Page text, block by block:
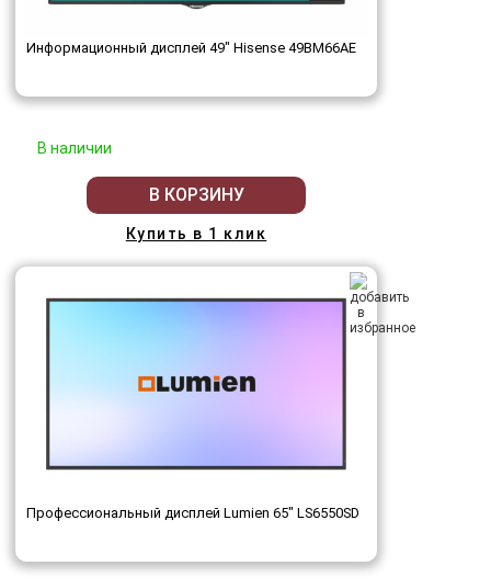
Информационный дисплей 49" Hisense 49BM66AE
В наличии
В КОРЗИНУ
Купить в 1 клик
Профессиональный дисплей Lumien 65" LS6550SD